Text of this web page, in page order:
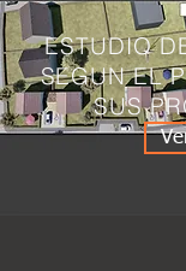
ESTUDIO
SEGUN EL
SUS